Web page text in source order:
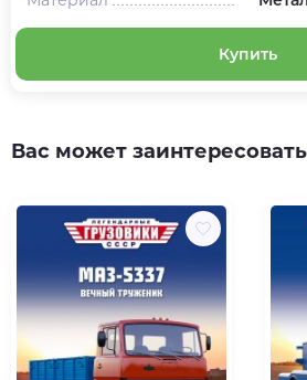
Купить
Вас может заинтересовать